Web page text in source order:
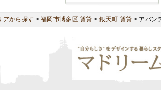
アから探す >福岡市博多区 賃貸 > 銀天町 賃貸 > アバン